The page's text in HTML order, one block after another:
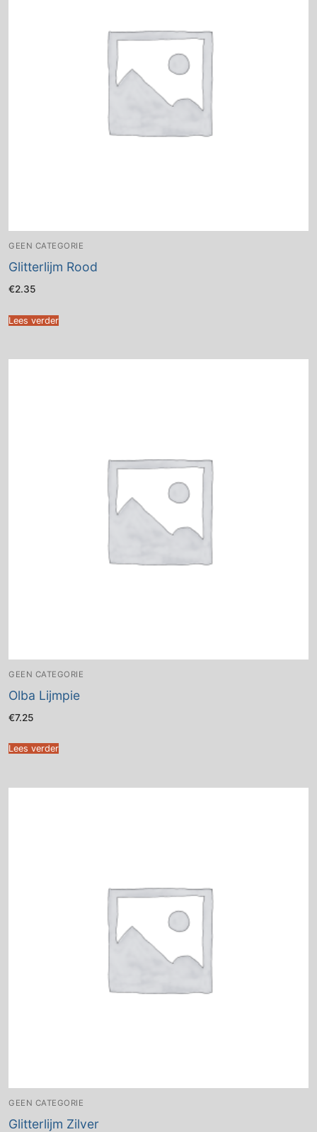
GEEN CATEGORIE
Glitterlijm Rood
€2.35
Lees verder
GEEN CATEGORIE
Olba Lijmpie
€7.25
Lees verder
GEEN CATEGORIE
Glitterlijm Zilver